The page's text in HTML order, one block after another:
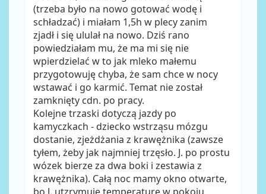
(trzeba było na nowo gotować wodę i
schładzać) i miałam 1,5h w plecy zanim
zjadł i się ululał na nowo. Dziś rano
powiedziałam mu, że ma mi się nie
wpierdzielać w to jak mleko małemu
przygotowuję chyba, że sam chce w nocy
wstawać i go karmić. Temat nie został
zamknięty cdn. po pracy.
Kolejne trzaski dotyczą jazdy po
kamyczkach - dziecko wstrząsu mózgu
dostanie, zjeżdżania z krawężnika (zawsze
tyłem, żeby jak najmniej trzęsło. J. po prostu
wózek bierze za dwa boki i zestawia z
krawężnika). Całą noc mamy okno otwarte,